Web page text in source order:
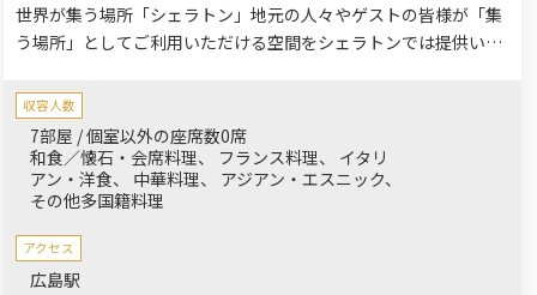
世界が集う場所「シェラトン」地元の人々やゲストの皆様が「集
う場所」としてご利用いただける空間をシェラトンでは提供いた
収容人数
7部屋 / 個室以外の座席数0席
和食／懐石・会席料理
フランス料理
イタリ
アン・洋食
中華料理
アジアン・エスニック
その他多国籍料理
アクセス
広島駅